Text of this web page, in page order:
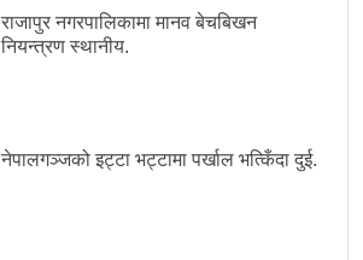
राजापुर नगरपालिकामा मानव बेचबिखन
नियन्त्रण स्थानीय.
नेपालगञ्जको इट्टा भट्टामा पर्खाल भत्किँदा दुई.